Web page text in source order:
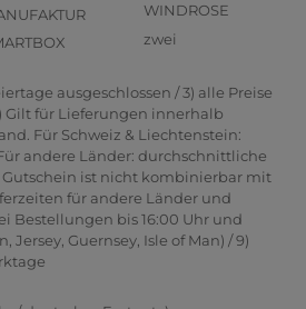
WINDROSE
zwei
ausgeschlossen / 3) alle Preise
Gilt für Lieferungen innerhalb
Für Schweiz & Liechtenstein:
andere Länder: durchschnittliche
Gutschein ist nicht kombinierbar mit
für andere Länder und
Bestellungen bis 16:00 Uhr und
Guernsey, Isle of Man) / 9)